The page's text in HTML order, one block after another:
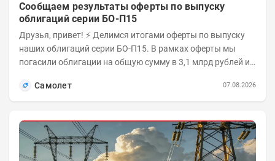
Сообщаем результаты оферты по выпуску
облигаций серии БО-П15
Друзья, привет! ⚡️ Делимся итогами оферты по выпуску
наших облигаций серии БО-П15. В рамках оферты мы
погасили облигации на общую сумму в 3,1 млрд рублей из
Самолет
07.08.2026